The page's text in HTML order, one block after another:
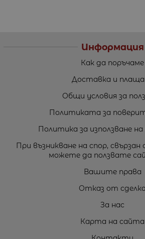
Информация
Как да поръчаме
Доставка и
Общи условия за
Политиката за
Политика за използване
При възникване на спор, свързан
можете да ползвате
Вашите права
Отказ от сделка
За нас
Карта на сайта